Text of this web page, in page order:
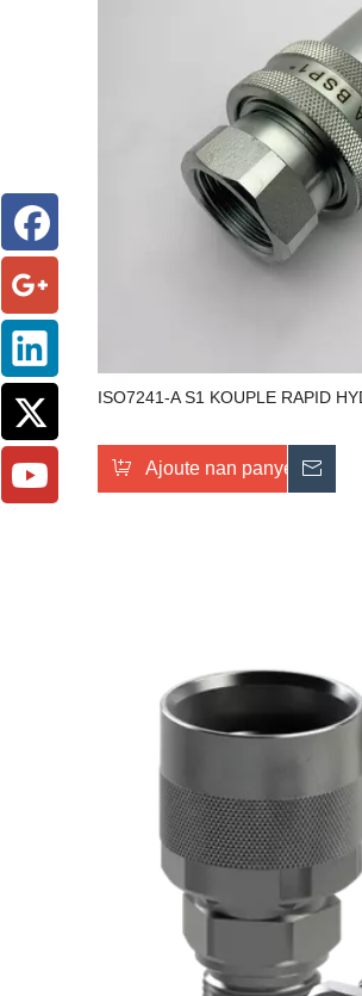
ISO7241-A S1 KOUPLE RAPID
Ajoute nan panyen an